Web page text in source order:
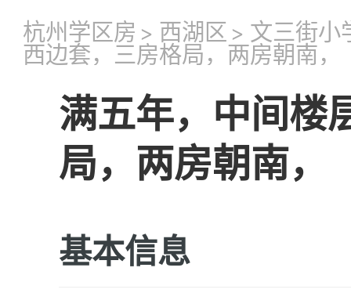
杭州学区房 > 西湖区 > 文三街小
西边套，三房格局，两房朝南，
满五年，中间楼
局，两房朝南，
基本信息